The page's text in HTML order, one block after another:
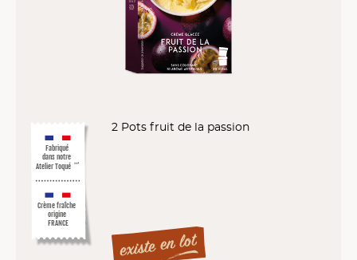
Fabriqué
dans notre
Atelier Toqué
™*
Crème fraîche
origine
FRANCE
2 Pots fruit de la passion